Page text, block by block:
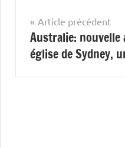
Navigation
de
l’article
Article précédent
Australie: nouvelle
église de Sydney,